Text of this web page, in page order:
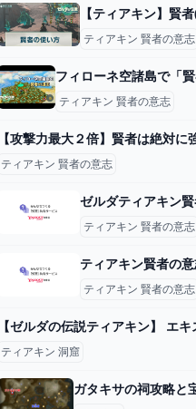
ティアキン 賢者の意志
ティアキン 賢者の意志
ティアキン 賢者の意志
ティアキン 賢者の意志
ティアキン 賢者の意志
ティアキン 洞窟